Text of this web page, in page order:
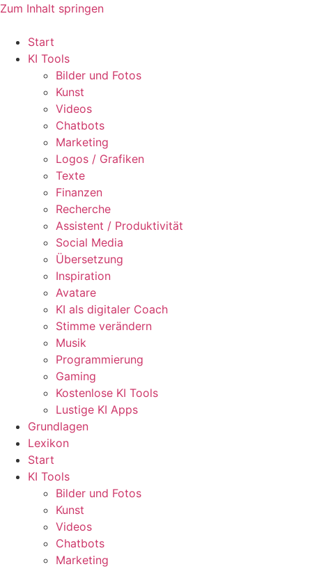
Zum Inhalt springen
Start
KI Tools
Bilder und Fotos
Kunst
Videos
Chatbots
Marketing
Logos / Grafiken
Texte
Finanzen
Recherche
Assistent / Produktivität
Social Media
Übersetzung
Inspiration
Avatare
KI als digitaler Coach
Stimme verändern
Musik
Programmierung
Gaming
Kostenlose KI Tools
Lustige KI Apps
Grundlagen
Lexikon
Start
KI Tools
Bilder und Fotos
Kunst
Videos
Chatbots
Marketing